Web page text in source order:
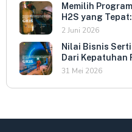
Memilih
H2S yang
dan HSE Manager
2 Juni 2026
Nilai Bisnis
Dari Kepatuhan
Kompetitif
31 Mei 2026